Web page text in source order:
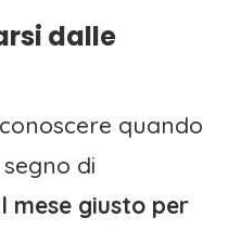
dalle
quando
di
mese giusto per